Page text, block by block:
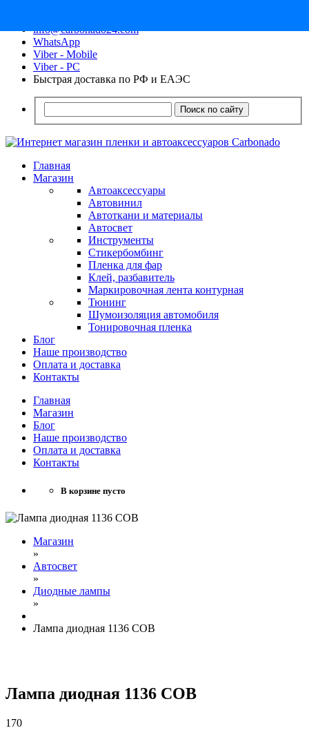
info@carbonado24.com
WhatsApp
Viber - Mobile
Viber - PC
Быстрая доставка по РФ и ЕАЭС
Поиск по сайту
Главная
Магазин
Автоаксессуары
Автовинил
Автоткани и материалы
Автосвет
Инструменты
Стикербомбинг
Пленка для фар
Клей, разбавитель
Маркировочная лента контурная
Тюнинг
Шумоизоляция автомобиля
Тонировочная пленка
Блог
Наше производство
Оплата и доставка
Контакты
Главная
Магазин
Блог
Наше производство
Оплата и доставка
Контакты
В корзине пусто
Магазин
»
Автосвет
»
Диодные лампы
»
Лампа диодная 1136 COB
Лампа диодная 1136 COB
170